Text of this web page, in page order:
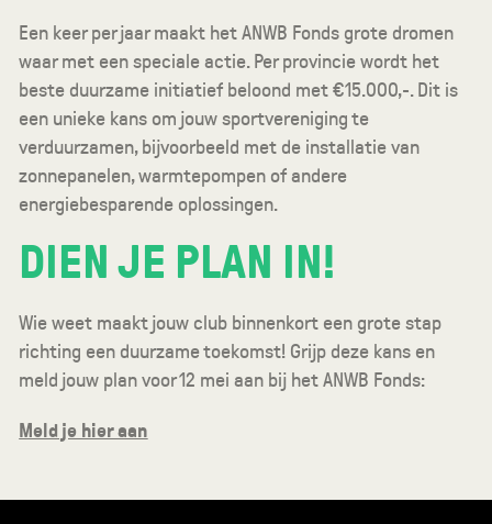
Een keer per jaar maakt het ANWB Fonds grote dromen
waar met een speciale actie. Per provincie wordt het
beste duurzame initiatief beloond met €15.000,-. Dit is
een unieke kans om jouw sportvereniging te
verduurzamen, bijvoorbeeld met de installatie van
zonnepanelen, warmtepompen of andere
energiebesparende oplossingen.
DIEN JE PLAN IN!
Wie weet maakt jouw club binnenkort een grote stap
richting een duurzame toekomst! Grijp deze kans en
meld jouw plan voor 12 mei aan bij het ANWB Fonds:
Meld je hier aan